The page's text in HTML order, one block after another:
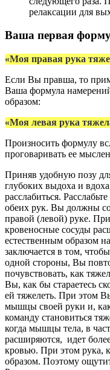
релаксации для
Ваша первая
«Моя правая рука
Если Вы правша, то
Ваша формула
образом:
«Моя левая рука
Произносить формулу
проговаривать ее
Приняв удобную позу
глубоких выдоха и
расслабиться.
обеих рук. Вы должны
правой (левой) руке.
кровеносные сосуды
естественным образом
заключается в том,
одной стороны, Вы
почувствовать, как
Вы, как бы стараетесь
ей тяжелеть. При этом
мышцы своей руки и,
команду становиться
когда мышцы тела, в
расширяются, идет
кровью. При этом рука,
образом. Поэтому